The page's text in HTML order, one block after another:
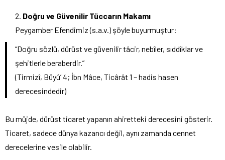
Doğru ve Güvenilir Tüccarın Makamı
Peygamber Efendimiz (s.a.v.) şöyle buyurmuştur:
“Doğru sözlü, dürüst ve güvenilir tâcir, nebîler, sıddîklar ve
şehitlerle beraberdir.”
(Tirmizî, Büyû’ 4; İbn Mâce, Ticârât 1 – hadis hasen
derecesindedir)
Bu müjde, dürüst ticaret yapanın ahiretteki derecesini gösterir.
Ticaret, sadece dünya kazancı değil, aynı zamanda cennet
derecelerine vesile olabilir.